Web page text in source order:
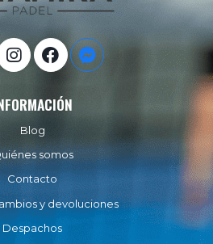
Blog
somos
Contacto
y devoluciones
Despachos